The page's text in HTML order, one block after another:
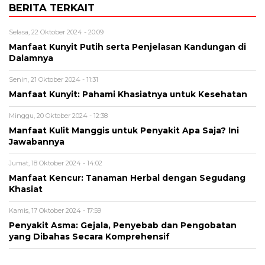
BERITA TERKAIT
Selasa, 22 Oktober 2024 - 20:09
Manfaat Kunyit Putih serta Penjelasan Kandungan di
Dalamnya
Senin, 21 Oktober 2024 - 11:31
Manfaat Kunyit: Pahami Khasiatnya untuk Kesehatan
Minggu, 20 Oktober 2024 - 12:38
Manfaat Kulit Manggis untuk Penyakit Apa Saja? Ini
Jawabannya
Jumat, 18 Oktober 2024 - 14:02
Manfaat Kencur: Tanaman Herbal dengan Segudang
Khasiat
Kamis, 17 Oktober 2024 - 17:59
Penyakit Asma: Gejala, Penyebab dan Pengobatan
yang Dibahas Secara Komprehensif